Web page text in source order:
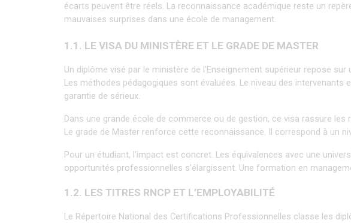
écarts peuvent être réels. La reconnaissance académique reste un
mauvaises surprises dans une école de management.
1.1. LE VISA DU MINISTÈRE ET LE GRADE DE MASTER
Un diplôme visé par le ministère de l’Enseignement supérieur repose
Les méthodes pédagogiques sont évaluées. Le niveau des intervenants
garantie de sérieux.
Dans une grande école de commerce ou de gestion, ce visa rassure
Le grade de Master renforce cette reconnaissance. Il correspond à un
Pour un étudiant, l’impact est concret. Les équivalences avec une
opportunités professionnelles s’élargissent. Une formation en
1.2. LES TITRES RNCP ET L’EMPLOYABILITÉ
Le Répertoire National des Certifications Professionnelles classe les